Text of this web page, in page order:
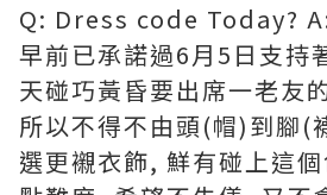
Q: Dress code Today?
早前已承諾過6月5日支持
天碰巧黃昏要出席一老友
所以不得不由頭(帽)到腳(
選更襯衣飾, 鮮有碰上這